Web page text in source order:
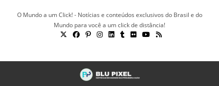
O Mundo a um Click! - Notícias e conteúdos exclusivos do Brasil e do
Mundo para você a um click de distância!